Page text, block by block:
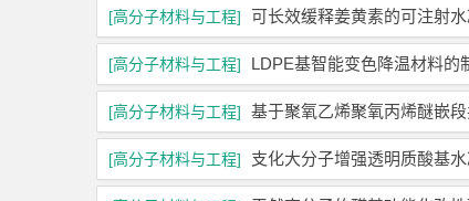
[高分子材料与工程] 可长效缓释姜黄素的可注射
[高分子材料与工程] LDPE基智能变色降温材料的
[高分子材料与工程] 基于聚氧乙烯聚氧丙烯醚嵌
[高分子材料与工程] 支化大分子增强透明质酸基